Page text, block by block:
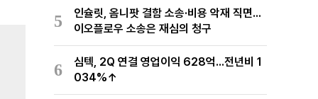
5
인슐릿, 옴니팟 결함 소송·비용 악재 직면...
이오플로우 소송은 재심의 청구
6
심텍, 2Q 연결 영업이익 628억...전년비 1
034%↑